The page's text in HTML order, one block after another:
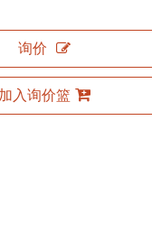
询价
入询价篮